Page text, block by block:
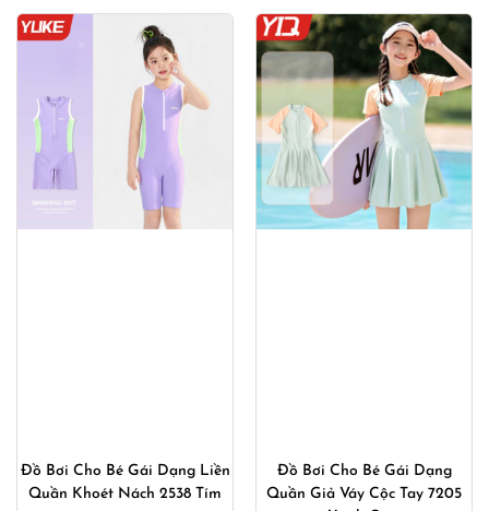
370,000₫.
490,000₫.là:
Đồ Bơi Cho Bé Gái Dạng Liền
Quần Khoét Nách 2538 Tím
Đồ Bơi Cho Bé Gái Dạng
Quần Giả Váy Cộc Tay 7205